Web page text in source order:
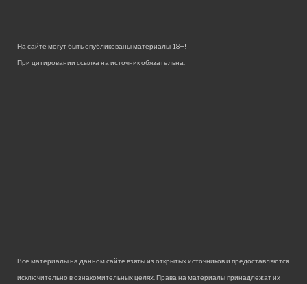
На сайте могут быть опубликованы материалы 18+!
При цитировании ссылка на источник обязательна.
Все материалы на данном сайте взяты из открытых источников и предоставляются
исключительно в ознакомительных целях. Права на материалы принадлежат их